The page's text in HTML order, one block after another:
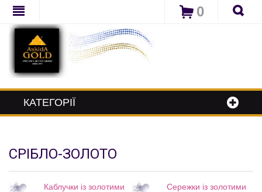
0
КАТЕГОРІЇ
СРІБЛО-ЗОЛОТО
Каблучки із золотими
Сережки із золотими